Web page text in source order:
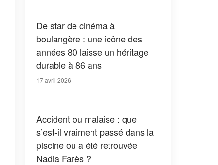
De star de cinéma à
boulangère : une icône des
années 80 laisse un héritage
durable à 86 ans
17 avril 2026
Accident ou malaise : que
s’est-il vraiment passé dans la
piscine où a été retrouvée
Nadia Farès ?